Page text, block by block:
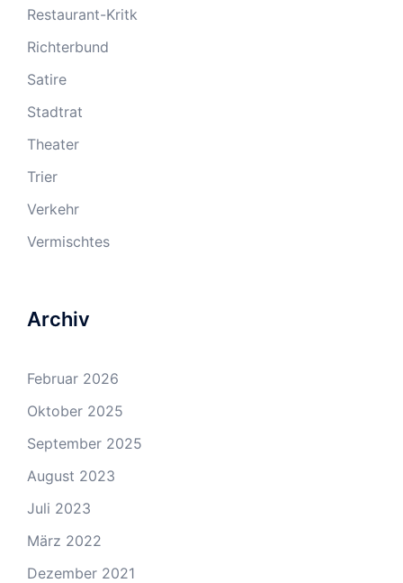
Restaurant-Kritk
Richterbund
Satire
Stadtrat
Theater
Trier
Verkehr
Vermischtes
Archiv
Februar 2026
Oktober 2025
September 2025
August 2023
Juli 2023
März 2022
Dezember 2021